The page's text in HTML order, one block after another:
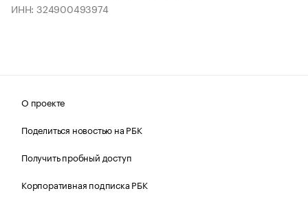
ИНН: 324900493974
О проекте
Поделиться новостью на РБК
Получить пробный доступ
Корпоративная подписка РБК